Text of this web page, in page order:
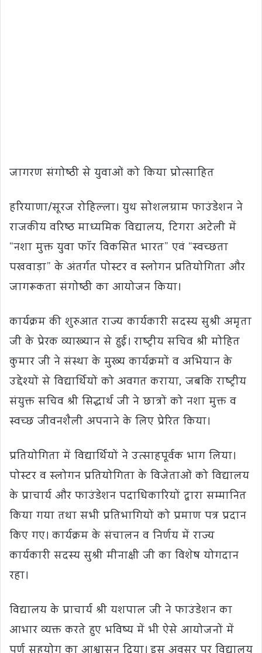
जागरण संगोष्ठी से युवाओं को किया प्रोत्साहित
हरियाणा/सूरज रोहिल्ला। युथ सोशलग्राम फाउंडेशन ने
राजकीय वरिष्ठ माध्यमिक विद्यालय, टिगरा अटेली में
“नशा मुक्त युवा फॉर विकसित भारत” एवं “स्वच्छता
पखवाड़ा” के अंतर्गत पोस्टर व स्लोगन प्रतियोगिता और
जागरूकता संगोष्ठी का आयोजन किया।
कार्यक्रम की शुरुआत राज्य कार्यकारी सदस्य सुश्री अमृता
जी के प्रेरक व्याख्यान से हुई। राष्ट्रीय सचिव श्री मोहित
कुमार जी ने संस्था के मुख्य कार्यक्रमों व अभियान के
उद्देश्यों से विद्यार्थियों को अवगत कराया, जबकि राष्ट्रीय
संयुक्त सचिव श्री सिद्धार्थ जी ने छात्रों को नशा मुक्त व
स्वच्छ जीवनशैली अपनाने के लिए प्रेरित किया।
प्रतियोगिता में विद्यार्थियों ने उत्साहपूर्वक भाग लिया।
पोस्टर व स्लोगन प्रतियोगिता के विजेताओं को विद्यालय
के प्राचार्य और फाउंडेशन पदाधिकारियों द्वारा सम्मानित
किया गया तथा सभी प्रतिभागियों को प्रमाण पत्र प्रदान
किए गए। कार्यक्रम के संचालन व निर्णय में राज्य
कार्यकारी सदस्य सुश्री मीनाक्षी जी का विशेष योगदान
रहा।
विद्यालय के प्राचार्य श्री यशपाल जी ने फाउंडेशन का
आभार व्यक्त करते हुए भविष्य में भी ऐसे आयोजनों में